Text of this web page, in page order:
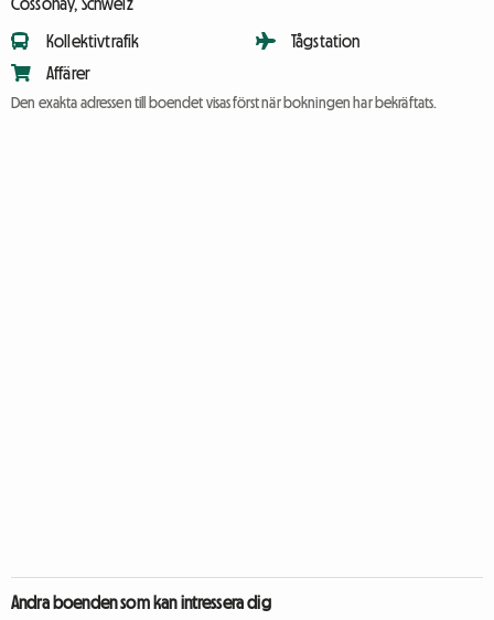
Cossonay, Schweiz
Kollektivtrafik
Affärer
Tågstation
Den exakta adressen till boendet visas först när bokningen har bekräftats.
Andra boenden som kan intressera dig